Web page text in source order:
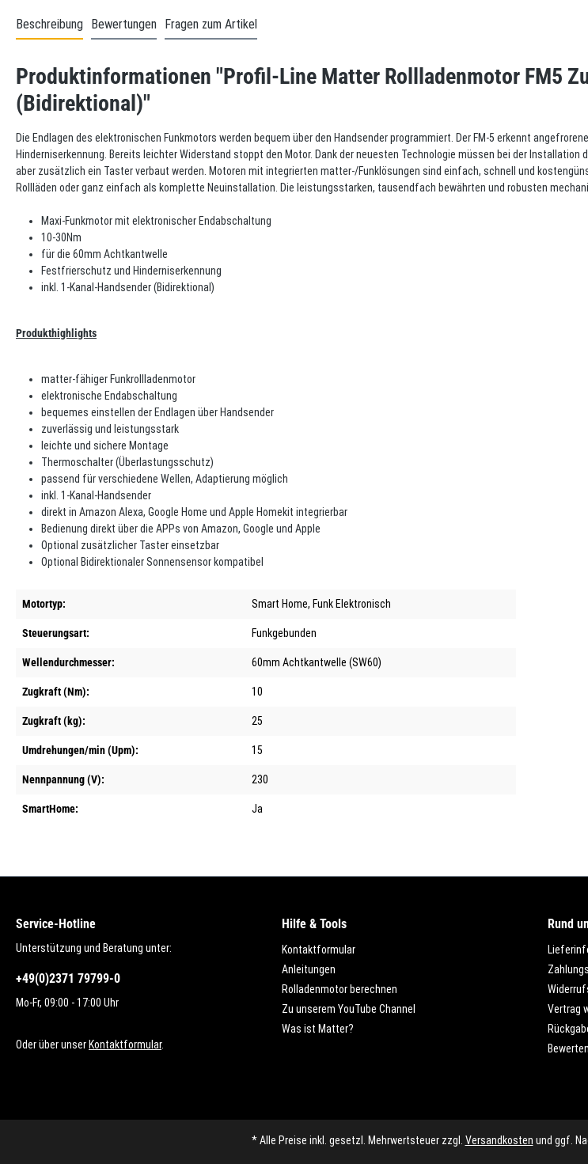
Beschreibung Bewertungen Fragen zum Artikel
Produktinformationen "Profil-Line Matter Rollladenmotor FM5
(Bidirektional)"
Die Endlagen des elektronischen Funkmotors werden bequem über den Handsender programmiert. Der FM-5 erkennt
Hinderniserkennung. Bereits leichter Widerstand stoppt den Motor. Dank der neuesten Technologie müssen bei der
aber zusätzlich ein Taster verbaut werden. Motoren mit integrierten matter-/Funklösungen sind einfach, schnell und
Rollläden oder ganz einfach als komplette Neuinstallation. Die leistungsstarken, tausendfach bewährten und robusten
Maxi-Funkmotor mit elektronischer Endabschaltung
10-30Nm
für die 60mm Achtkantwelle
Festfrierschutz und Hinderniserkennung
inkl. 1-Kanal-Handsender (Bidirektional)
Produkthighlights
matter-fähiger Funkrollladenmotor
elektronische Endabschaltung
bequemes einstellen der Endlagen über Handsender
zuverlässig und leistungsstark
leichte und sichere Montage
Thermoschalter (Überlastungsschutz)
passend für verschiedene Wellen, Adaptierung möglich
inkl. 1-Kanal-Handsender
direkt in Amazon Alexa, Google Home und Apple Homekit integrierbar
Bedienung direkt über die APPs von Amazon, Google und Apple
Optional zusätzlicher Taster einsetzbar
Optional Bidirektionaler Sonnensensor kompatibel
Motortyp: Smart Home, Funk Elektronisch
Steuerungsart: Funkgebunden
Wellendurchmesser: 60mm Achtkantwelle (SW60)
Zugkraft (Nm): 10
Zugkraft (kg): 25
Umdrehungen/min (Upm): 15
Nennpannung (V): 230
SmartHome: Ja
Service-Hotline
Unterstützung und Beratung unter:
+49(0)2371 79799-0
Mo-Fr, 09:00 - 17:00 Uhr
Oder über unser Kontaktformular.
Hilfe & Tools
Kontaktformular
Anleitungen
Rolladenmotor berechnen
Zu unserem YouTube Channel
Was ist Matter?
Rund
Vertrag
* Alle Preise inkl. gesetzl. Mehrwertsteuer zzgl. Versandkosten und ggf.